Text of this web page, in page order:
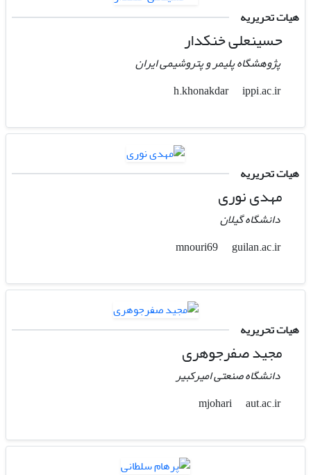
هیات تحریریه
حسینعلی خنکدار
پژوهشگاه پلیمر و پتروشیمی ایران
h.khonakdar
ippi.ac.ir
هیات تحریریه
مهدی نوری
دانشگاه گیلان
mnouri69
guilan.ac.ir
هیات تحریریه
مجید صفرجوهری
دانشگاه صنعتی امیرکبیر
mjohari
aut.ac.ir